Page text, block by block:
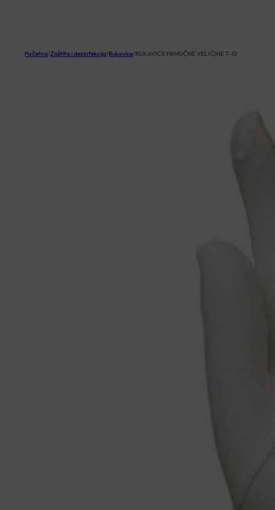
Početna/Zaštita i dezinfekcija/Rukavice/RUKAVICE PAMUČNE VELIČINE 7-12